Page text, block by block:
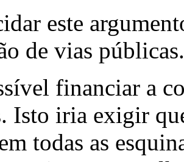
este
de vias públicas.
financiar a
Isto iria exigir
todas as